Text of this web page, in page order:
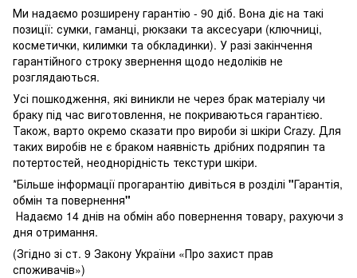
Ми надаємо розширену гарантію - 90 діб. Вона діє на такі
позиції: сумки, гаманці, рюкзаки та аксесуари (ключниці,
косметички, килимки та обкладинки). У разі закінчення
гарантійного строку звернення щодо недоліків не
розглядаються.
Усі пошкодження, які виникли не через брак матеріалу чи
браку під час виготовлення, не покриваються гарантією.
Також, варто окремо сказати про вироби зі шкіри Crazy. Для
таких виробів не є браком наявність дрібних подряпин та
потертостей, неоднорідність текстури шкіри.
*Більше інформації прогарантію дивіться в розділі "Гарантія,
обмін та повернення"
Надаємо 14 днів на обмін або повернення товару, рахуючи з
дня отримання.
(Згідно зі ст. 9 Закону України «Про захист прав
споживачів»)